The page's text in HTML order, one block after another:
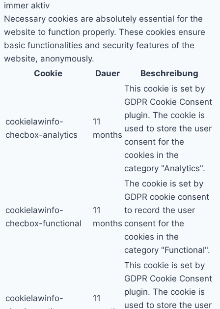
immer aktiv
Necessary cookies are absolutely essential for the
website to function properly. These cookies ensure
basic functionalities and security features of the
website, anonymously.
Cookie
Dauer Beschreibung
cookielawinfo-
checbox-analytics
11
months
This cookie is set by
GDPR Cookie Consent
plugin. The cookie is
used to store the user
consent for the
cookies in the
category "Analytics".
cookielawinfo-
checbox-functional
11
months
The cookie is set by
GDPR cookie consent
to record the user
consent for the
cookies in the
category "Functional".
cookielawinfo-
11
This cookie is set by
GDPR Cookie Consent
plugin. The cookie is
used to store the user